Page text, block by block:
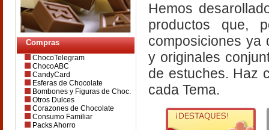
Compras
ChocoTelegram
ChocoABC
CandyCard
Esferas de Chocolate
Bombones y Figuras de Choc.
Otros Dulces
Corazones de Chocolate
Consumo Familiar
Packs Ahorro
Hemos
productos que,
composiciones ya
y originales
de estuches. Haz
cada Tema.